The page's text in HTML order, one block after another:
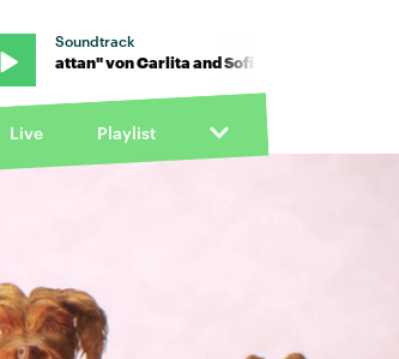
Soundtrack
von Carlita and Sofi Tukker · "Manhattan"
Live Playlist